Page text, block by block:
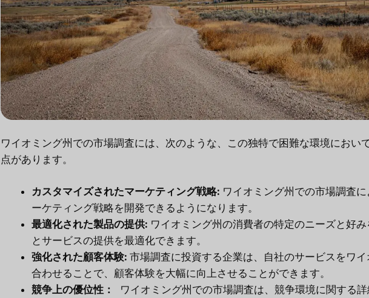
ワイオミング州での市場調査には、次のような、この独特で困難な環境におい
点があります。
カスタマイズされたマーケティング戦略: ワイオミング州での市場調査
ーケティング戦略を開発できるようになります。
最適化された製品の提供: ワイオミング州の消費者の特定のニーズと好
とサービスの提供を最適化できます。
強化された顧客体験: 市場調査に投資する企業は、自社のサービスをワ
合わせることで、顧客体験を大幅に向上させることができます。
競争上の優位性： ワイオミング州での市場調査は、競争環境に関する